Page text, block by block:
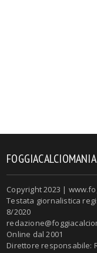
FOGGIACALCIOMANIA
Copyright 2023 |
Testata giornalistica
8/2020
Online dal 2001
Direttore responsabile: